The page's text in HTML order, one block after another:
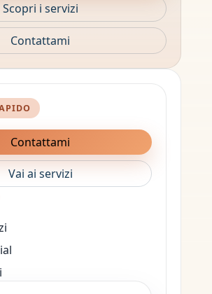
Scopri i servizi
Contattami
Contattami
Vai ai servizi